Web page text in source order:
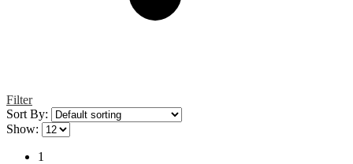
Filter
Sort By:
Show:
1